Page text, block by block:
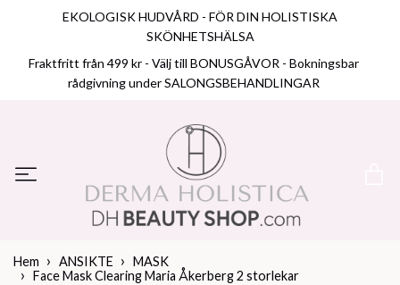
EKOLOGISK HUDVÅRD - FÖR DIN HOLISTISKA
SKÖNHETSHÄLSA
Fraktfritt från 499 kr - Välj till BONUSGÅVOR - Bokningsbar
rådgivning under SALONGSBEHANDLINGAR
Hem ANSIKTE
MASK
Face Mask Clearing Maria Åkerberg 2 storlekar